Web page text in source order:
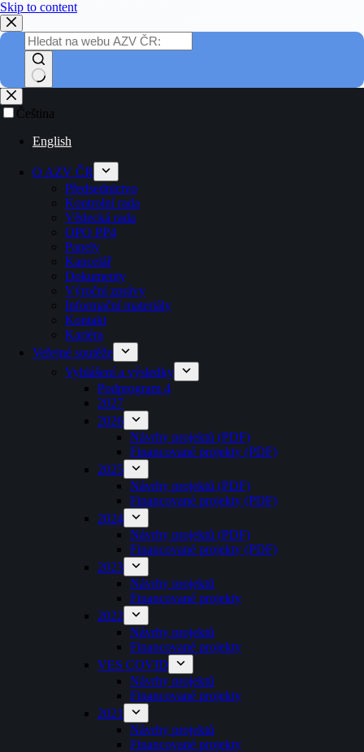
Skip to content
Čeština
English
O AZV ČR
Předsednictvo
Kontrolní rada
Vědecká rada
OPO PP4
Panely
Kancelář
Dokumenty
Výroční zprávy
Informační materiály
Kontakt
Kariéra
Veřejné soutěže
Vyhlášení a výsledky
Podprogram 4
2027
2026
Návrhy projektů (PDF)
Financované projekty (PDF)
2025
Návrhy projektů (PDF)
Financované projekty (PDF)
2024
Návrhy projektů (PDF)
Financované projekty (PDF)
2023
Návrhy projektů
Financované projekty
2022
Návrhy projektů
Financované projekty
VES COVID
Návrhy projektů
Financované projekty
2021
Návrhy projektů
Financované projekty